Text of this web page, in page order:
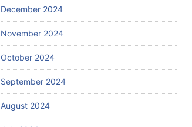
December 2024
November 2024
October 2024
September 2024
August 2024